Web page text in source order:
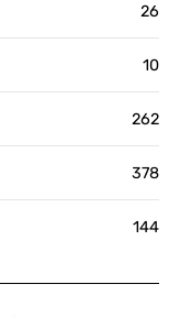
26
10
262
378
144